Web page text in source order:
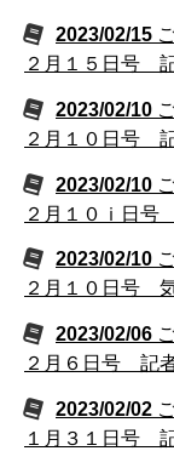
2023/02/15
２月１５日号
2023/02/10
２月１０日号
2023/02/10
２月１０ｉ日
2023/02/10
２月１０日号
2023/02/06
２月６日号 記
2023/02/02
１月３１日号